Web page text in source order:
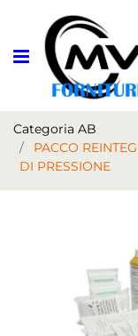
Open menu
Categoria AB
PACCO
DI PRESSIONE